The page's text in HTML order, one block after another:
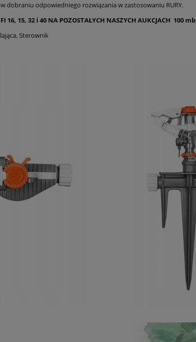
odpowiedniego rozwiązania w zastosowaniu RURY.
FI 16, 15, 32 i 40 NA POZOSTAŁYCH NASZYCH AUKCJACH 100 mb
Sterownik